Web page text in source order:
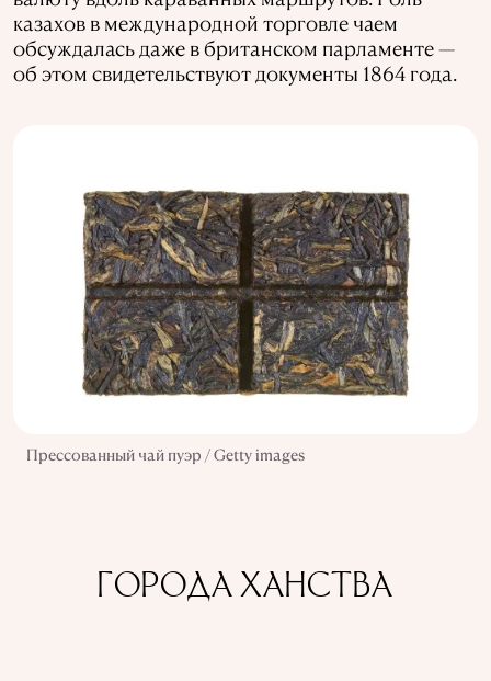
казахов в международной торговле чаем
обсуждалась даже в британском парламенте —
об этом свидетельствуют документы 1864 года.
Прессованный чай пуэр / Getty images
ГОРОДА ХАНСТВА